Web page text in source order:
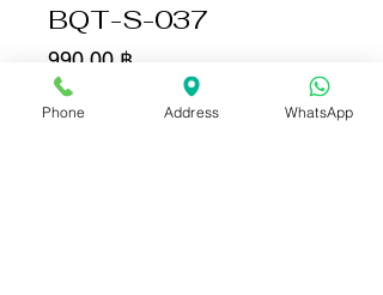
BQT-S-037
990,00 ฿Цена
Количество
Phone Address WhatsApp